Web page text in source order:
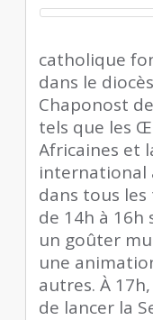
catholique
dans le
Chaponost
tels que les
Africaines et
international
dans tous
de 14h à
un goûter
une
autres. À
de lancer la